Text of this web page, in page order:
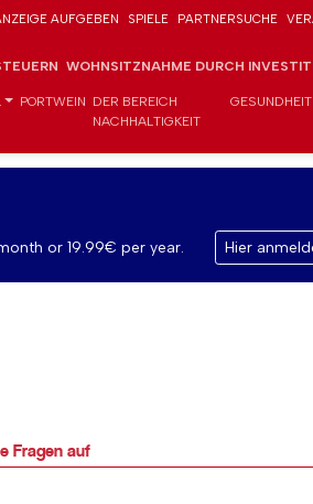
AUFGEBEN SPIELE PARTNERSUCHE
WOHNSITZNAHME DURCH
PORTWEIN DER BEREICH
NACHHALTIGKEIT
GESUNDHEIT
or 19.99€ per year. Hier
Fragen auf